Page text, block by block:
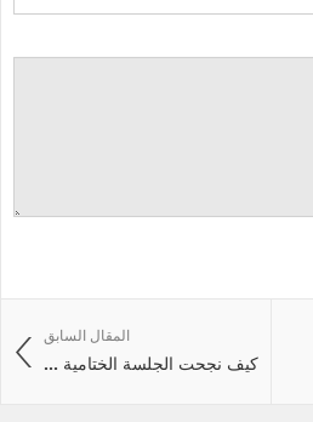
المقال السابق
كيف نجحت الجلسة الختامية ...